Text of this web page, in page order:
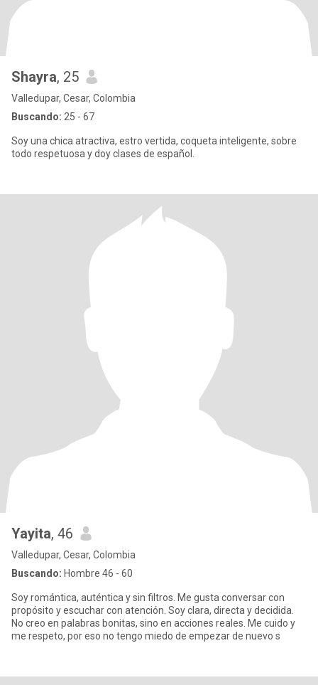
Shayra, 25
Valledupar, Cesar, Colombia
Buscando: 25 - 67
Soy una chica atractiva, estro vertida, coqueta inteligente, sobre
todo respetuosa y doy clases de español.
Yayita, 46
Valledupar, Cesar, Colombia
Buscando: Hombre 46 - 60
Soy romántica, auténtica y sin filtros. Me gusta conversar con
propósito y escuchar con atención. Soy clara, directa y decidida.
No creo en palabras bonitas, sino en acciones reales. Me cuido y
me respeto, por eso no tengo miedo de empezar de nuevo s